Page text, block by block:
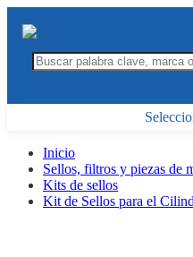
Inicio
Sellos, filtros y piezas de
Kits de sellos
Kit de Sellos para el